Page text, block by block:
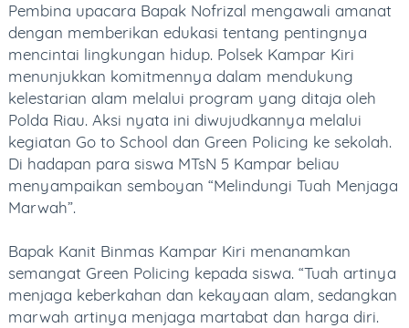
KONTAK
Pembina upacara Bapak Nofrizal mengawali amanat
dengan memberikan edukasi tentang pentingnya
mencintai lingkungan hidup. Polsek Kampar Kiri
menunjukkan komitmennya dalam mendukung
kelestarian alam melalui program yang ditaja oleh
Polda Riau. Aksi nyata ini diwujudkannya melalui
kegiatan Go to School dan Green Policing ke sekolah.
Di hadapan para siswa MTsN 5 Kampar beliau
menyampaikan semboyan “Melindungi Tuah Menjaga
Marwah”.
Bapak Kanit Binmas Kampar Kiri menanamkan
semangat Green Policing kepada siswa. “Tuah artinya
menjaga keberkahan dan kekayaan alam, sedangkan
marwah artinya menjaga martabat dan harga diri.